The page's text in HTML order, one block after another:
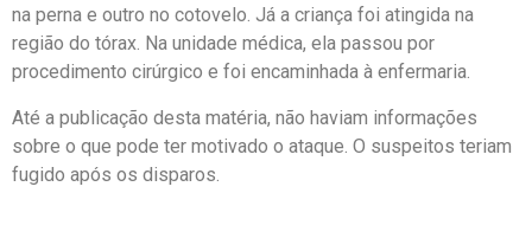
na perna e outro no cotovelo. Já a criança foi atingida na
região do tórax. Na unidade médica, ela passou por
procedimento cirúrgico e foi encaminhada à enfermaria.
Até a publicação desta matéria, não haviam informações
sobre o que pode ter motivado o ataque. O suspeitos teriam
fugido após os disparos.